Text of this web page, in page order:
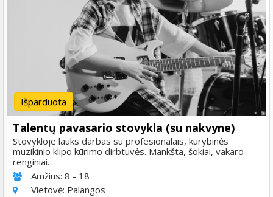
Išparduota
Talentų pavasario stovykla (su nakvyne)
Stovykloje lauks darbas su profesionalais, kūrybinės
muzikinio klipo kūrimo dirbtuvės. Mankšta, šokiai, vakaro
renginiai.
Amžius: 8 - 18
Vietovė: Palangos